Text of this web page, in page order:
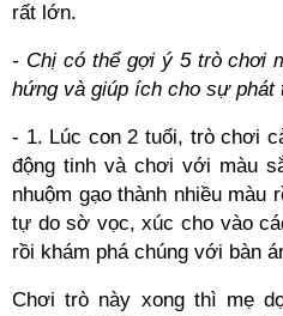
rất lớn.
- Chị có thể gợi ý 5 trò chơi
hứng và giúp ích cho sự phát
- 1. Lúc con 2 tuổi, trò chơi
động tinh và chơi với màu
nhuộm gạo thành nhiều màu
tự do sờ vọc, xúc cho vào
rồi khám phá chúng với bàn
Chơi trò này xong thì mẹ